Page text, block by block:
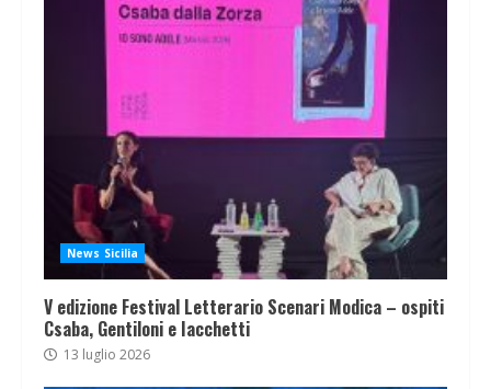
News Sicilia
V edizione Festival Letterario Scenari Modica – ospiti
Csaba, Gentiloni e Iacchetti
13 luglio 2026